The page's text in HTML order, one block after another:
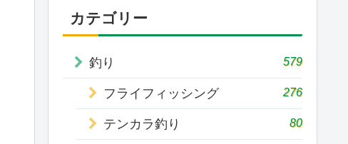
カテゴリー
釣り 579
フライフィッシング 276
テンカラ釣り 80